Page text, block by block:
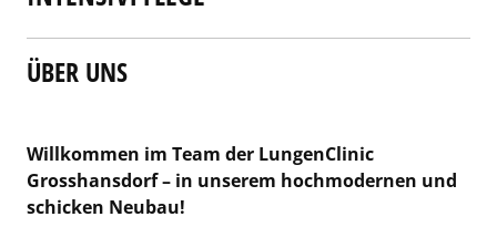
ÜBER UNS
Willkommen im Team der LungenClinic
Grosshansdorf – in unserem hochmodernen und
schicken Neubau!